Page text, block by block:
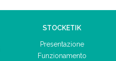
STOCKETIK
Presentazione
Funzionamento